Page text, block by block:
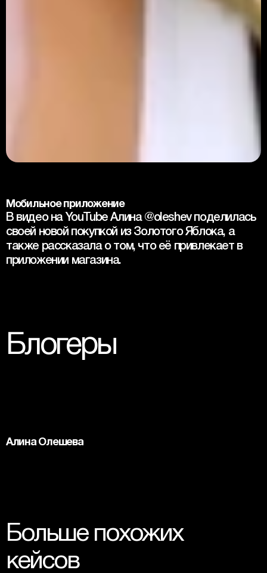
Мобильное приложение
В видео на YouTube Алина @oleshev поделилась
своей новой покупкой из Золотого Яблока, а
также рассказала о том, что её привлекает в
приложении магазина.
Блогеры
Алина Олешева
Больше похожих
кейсов